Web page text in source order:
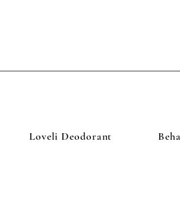
Loveli Deodorant